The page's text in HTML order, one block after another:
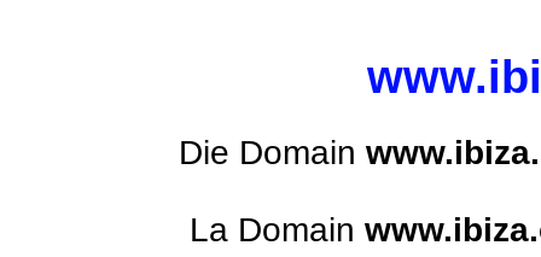
Die Domain
La Domain